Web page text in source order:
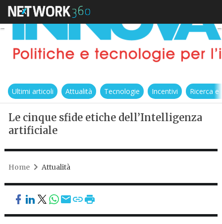
Ultimi articoli Attualità Tecnologie Incentivi Ricerca
Le cinque sfide etiche dell’Intelligenza
artificiale
Home Attualità